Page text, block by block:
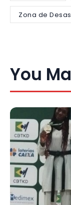
Zona de
You